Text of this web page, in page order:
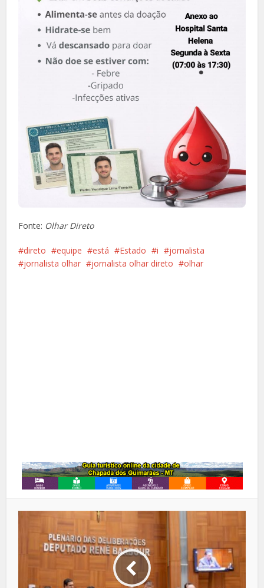
Fonte: Olhar Direto
direto equipe está Estado i
jornalista
jornalista olhar
jornalista olhar direto olhar